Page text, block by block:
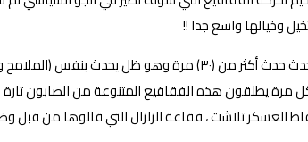
وخيالها واسع جدا !!
ما سوف يحدث في مساء الخميس بعد منتصف الظهيرة بعيد مغيب الشمس
مرة يطلقون هذه الفقاقيع المتنوعة من الصابون
العسكر تلاشت ، فقاعة الزلزال التي قالوها من قبل